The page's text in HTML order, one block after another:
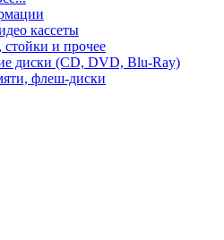
кассеты
и прочее
диски (CD, DVD, Blu-Ray)
флеш-диски